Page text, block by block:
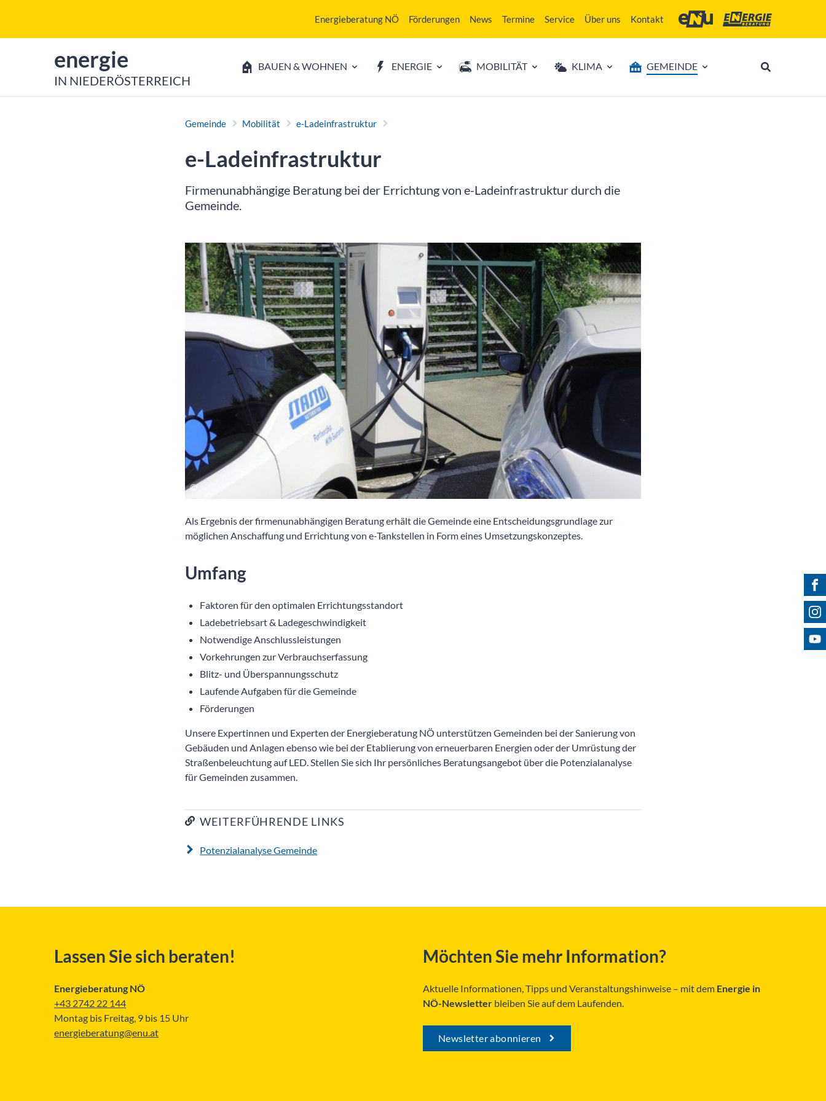
Energieberatung NÖ Förderungen News Termine Service Über uns Kontakt
Energie- und Umweltagentur des
Energieberatung
zur Startseite von
energie
IN NIEDERÖSTERREICH
BAUEN & WOHNEN ENERGIE MOBILITÄT KLIMA GEMEINDE
Gemeinde Mobilität e-Ladeinfrastruktur
e-Ladeinfrastruktur
Firmenunabhängige Beratung bei der Errichtung von e-Ladeinfrastruktur durch die
Gemeinde.
Als Ergebnis der firmenunabhängigen Beratung erhält die Gemeinde eine Entscheidungsgrundlage zur
möglichen Anschaffung und Errichtung von e-Tankstellen in Form eines Umsetzungskonzeptes.
Umfang
Faktoren für den optimalen Errichtungsstandort
Ladebetriebsart & Ladegeschwindigkeit
Notwendige Anschlussleistungen
Vorkehrungen zur Verbrauchserfassung
Blitz- und Überspannungsschutz
Laufende Aufgaben für die Gemeinde
Förderungen
Unsere Expertinnen und Experten der Energieberatung NÖ unterstützen Gemeinden bei der Sanierung von
Gebäuden und Anlagen ebenso wie bei der Etablierung von erneuerbaren Energien oder der Umrüstung der
Straßenbeleuchtung auf LED. Stellen Sie sich Ihr persönliches Beratungsangebot über die Potenzialanalyse
für Gemeinden zusammen.
WEITERFÜHRENDE LINKS
Potenzialanalyse Gemeinde
Lassen Sie sich beraten!
Energieberatung NÖ
+43 2742 22 144
Montag bis Freitag, 9 bis 15 Uhr
energieberatung@enu.at
Möchten Sie mehr Information?
Aktuelle Informationen, Tipps und Veranstaltungshinweise – mit dem Energie in
NÖ-Newsletter bleiben Sie auf dem Laufenden.
Newsletter abonnieren